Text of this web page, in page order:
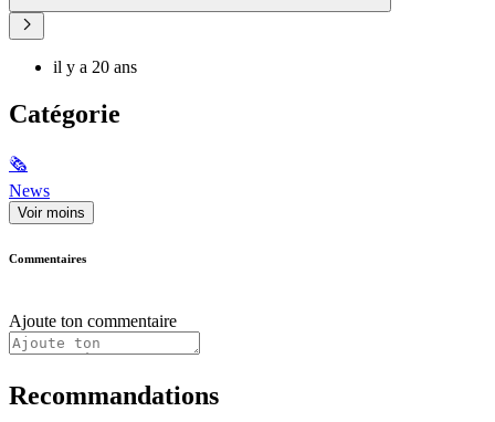
il y a 20 ans
Catégorie
🗞
News
Voir moins
Commentaires
Ajoute ton commentaire
Recommandations